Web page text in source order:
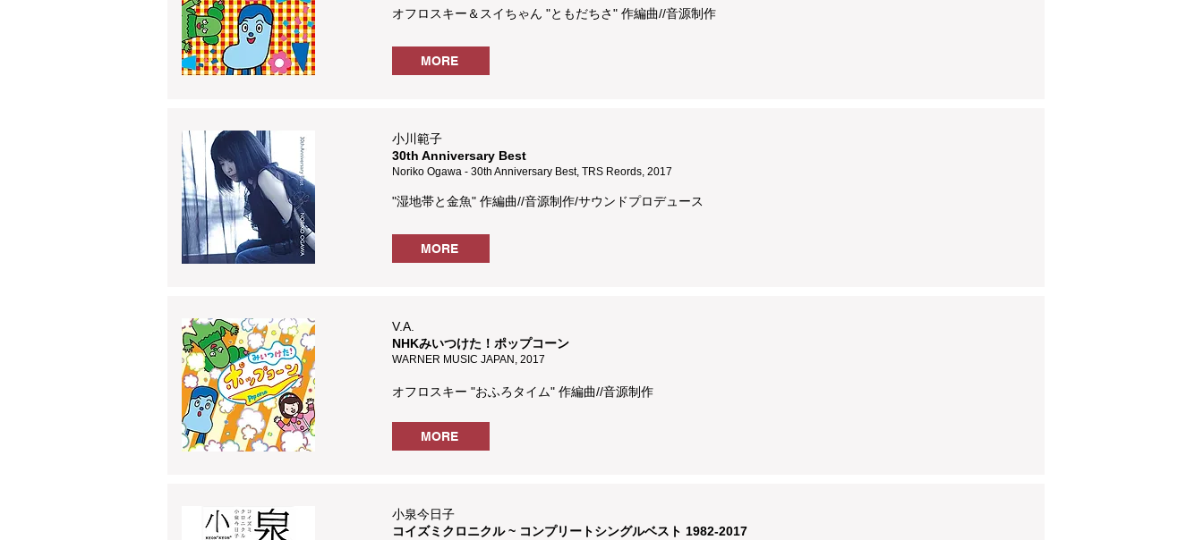
オフロスキー＆スイちゃん "ともだちさ" 作編曲//音源制作
MORE
小川範子
30th Anniversary Best
Noriko Ogawa - 30th Anniversary Best, TRS Reords, 2017
"湿地帯と金魚" 作編曲//音源制作/サウンドプロデュース
MORE
V.A.
NHKみいつけた！ポップコーン
WARNER MUSIC JAPAN, 2017
オフロスキー "おふろタイム" 作編曲//音源制作
MORE
小泉今日子
コイズミクロニクル ~ コンプリートシングルベスト 1982-2017